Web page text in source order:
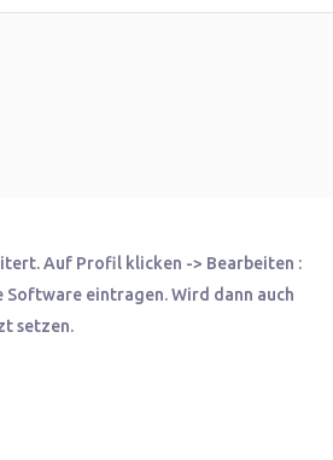
Auf Profil klicken -> Bearbeiten :
Software eintragen. Wird dann auch
setzen.